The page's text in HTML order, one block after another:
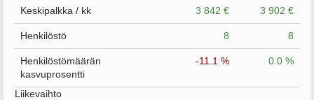
Keskipalkka / kk 3 842 € 3 902 €
Henkilöstö 8 8
Henkilöstömäärän
kasvuprosentti
-11.1 % 0.0 %
Liikevaihto